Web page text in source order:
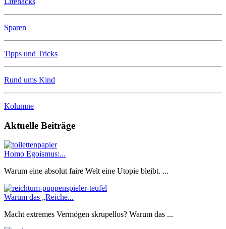
Sparen
Tipps und Tricks
Rund ums Kind
Kolumne
Aktuelle Beiträge
Homo Egoismus:...
Warum eine absolut faire Welt eine Utopie bleibt. ...
Warum das „Reiche...
Macht extremes Vermögen skrupellos? Warum das ...